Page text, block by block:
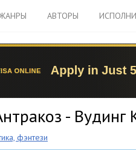
АВТОРЫ
- Вудинг
фэнтези